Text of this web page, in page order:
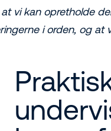
vi kan opretholde
i orden, og